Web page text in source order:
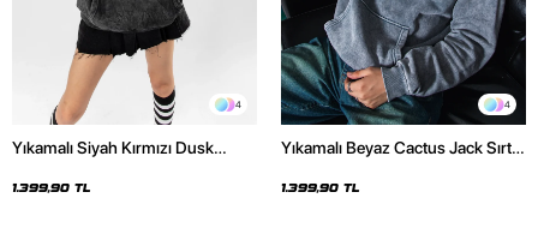
4
Yıkamalı Siyah Kırmızı Dusk
1.399,90 TL
4
Yıkamalı Beyaz Cactus Jack Sırt
1.399,90 TL